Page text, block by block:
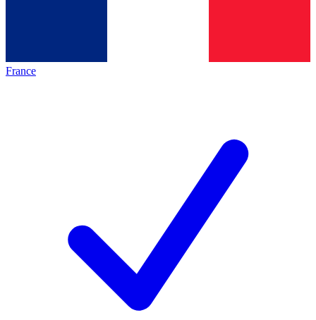
France